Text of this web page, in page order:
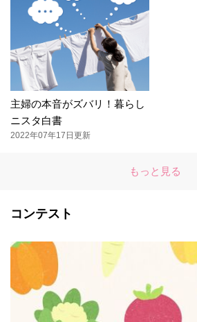
主婦の本音がズバリ！暮らし
ニスタ白書
2022年07年17日更新
もっと見る
コンテスト